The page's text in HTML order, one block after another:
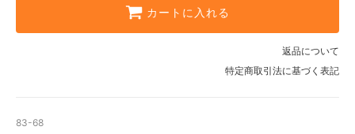
カートに入れる
返品について
特定商取引法に基づく表記
83-68